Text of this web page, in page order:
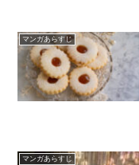
マンガあらすじ
マンガあらすじ